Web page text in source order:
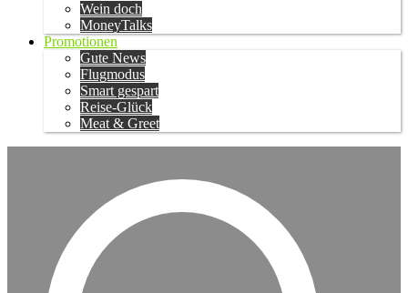
Wein doch
MoneyTalks
Promotionen
Gute News
Flugmodus
Smart gespart
Reise-Glück
Meat & Greet